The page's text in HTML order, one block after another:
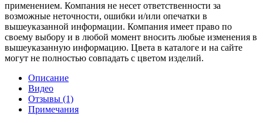
применением. Компания не несет ответственности за
возможные неточности, ошибки и/или опечатки в
вышеуказанной информации. Компания имеет право по
своему выбору и в любой момент вносить любые изменения в
вышеуказанную информацию. Цвета в каталоге и на сайте
могут не полностью совпадать с цветом изделий.
Описание
Видео
Отзывы (1)
Примечания